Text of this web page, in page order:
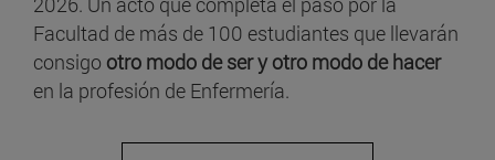
Facultad de más de 100 estudiantes que llevarán
consigo otro modo de ser y otro modo de hacer
en la profesión de Enfermería.